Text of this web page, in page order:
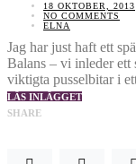
18 OKTOBER, 2013
NO COMMENTS
ELNA
Jag har just haft ett
Balans – vi inleder ett
viktigta pusselbitar i
LÄS INLÄGGET
SHARE